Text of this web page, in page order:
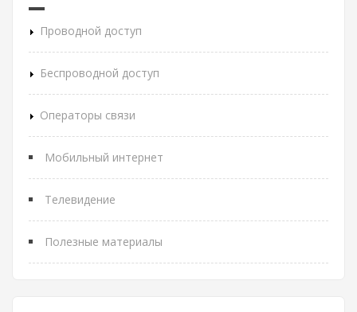
Проводной доступ
Беспроводной доступ
Операторы связи
Мобильный интернет
Телевидение
Полезные материалы